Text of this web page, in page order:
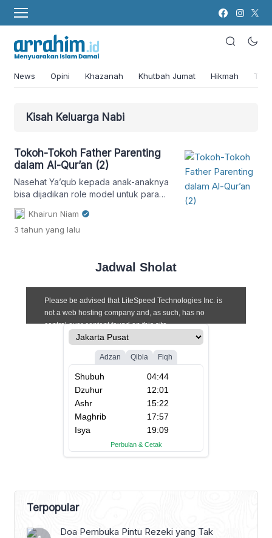
News Opini Khazanah Khutbah Jumat Hikmah
Kisah Keluarga Nabi
Tokoh-Tokoh Father Parenting
dalam Al-Qur’an (2)
Nasehat Ya’qub kepada anak-anaknya
bisa dijadikan role model untuk para
ayah untuk menciptakan sikap
romantisme antara ayah-anak dan
keluarga.
Khairun Niam
3 tahun yang lalu
Jadwal Sholat
Terpopular
Doa Pembuka Pintu Rezeki yang Tak